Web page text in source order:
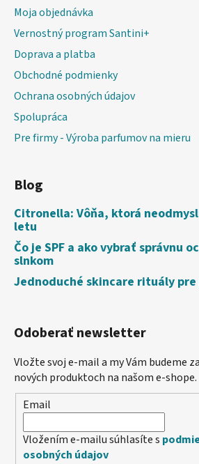
Moja objednávka
Vernostný program Santini+
Doprava a platba
Obchodné podmienky
Ochrana osobných údajov
Spolupráca
Pre firmy - Výroba parfumov na mieru
Blog
Citronella: Vôňa, ktorá
letu
Čo je SPF a ako vybrať správnu
slnkom
Jednoduché skincare rituály pre
Odoberať newsletter
Vložte svoj e-mail a my Vám budeme
nových produktoch na našom e-shope.
Email
Vložením e-mailu súhlasíte s
osobných údajov